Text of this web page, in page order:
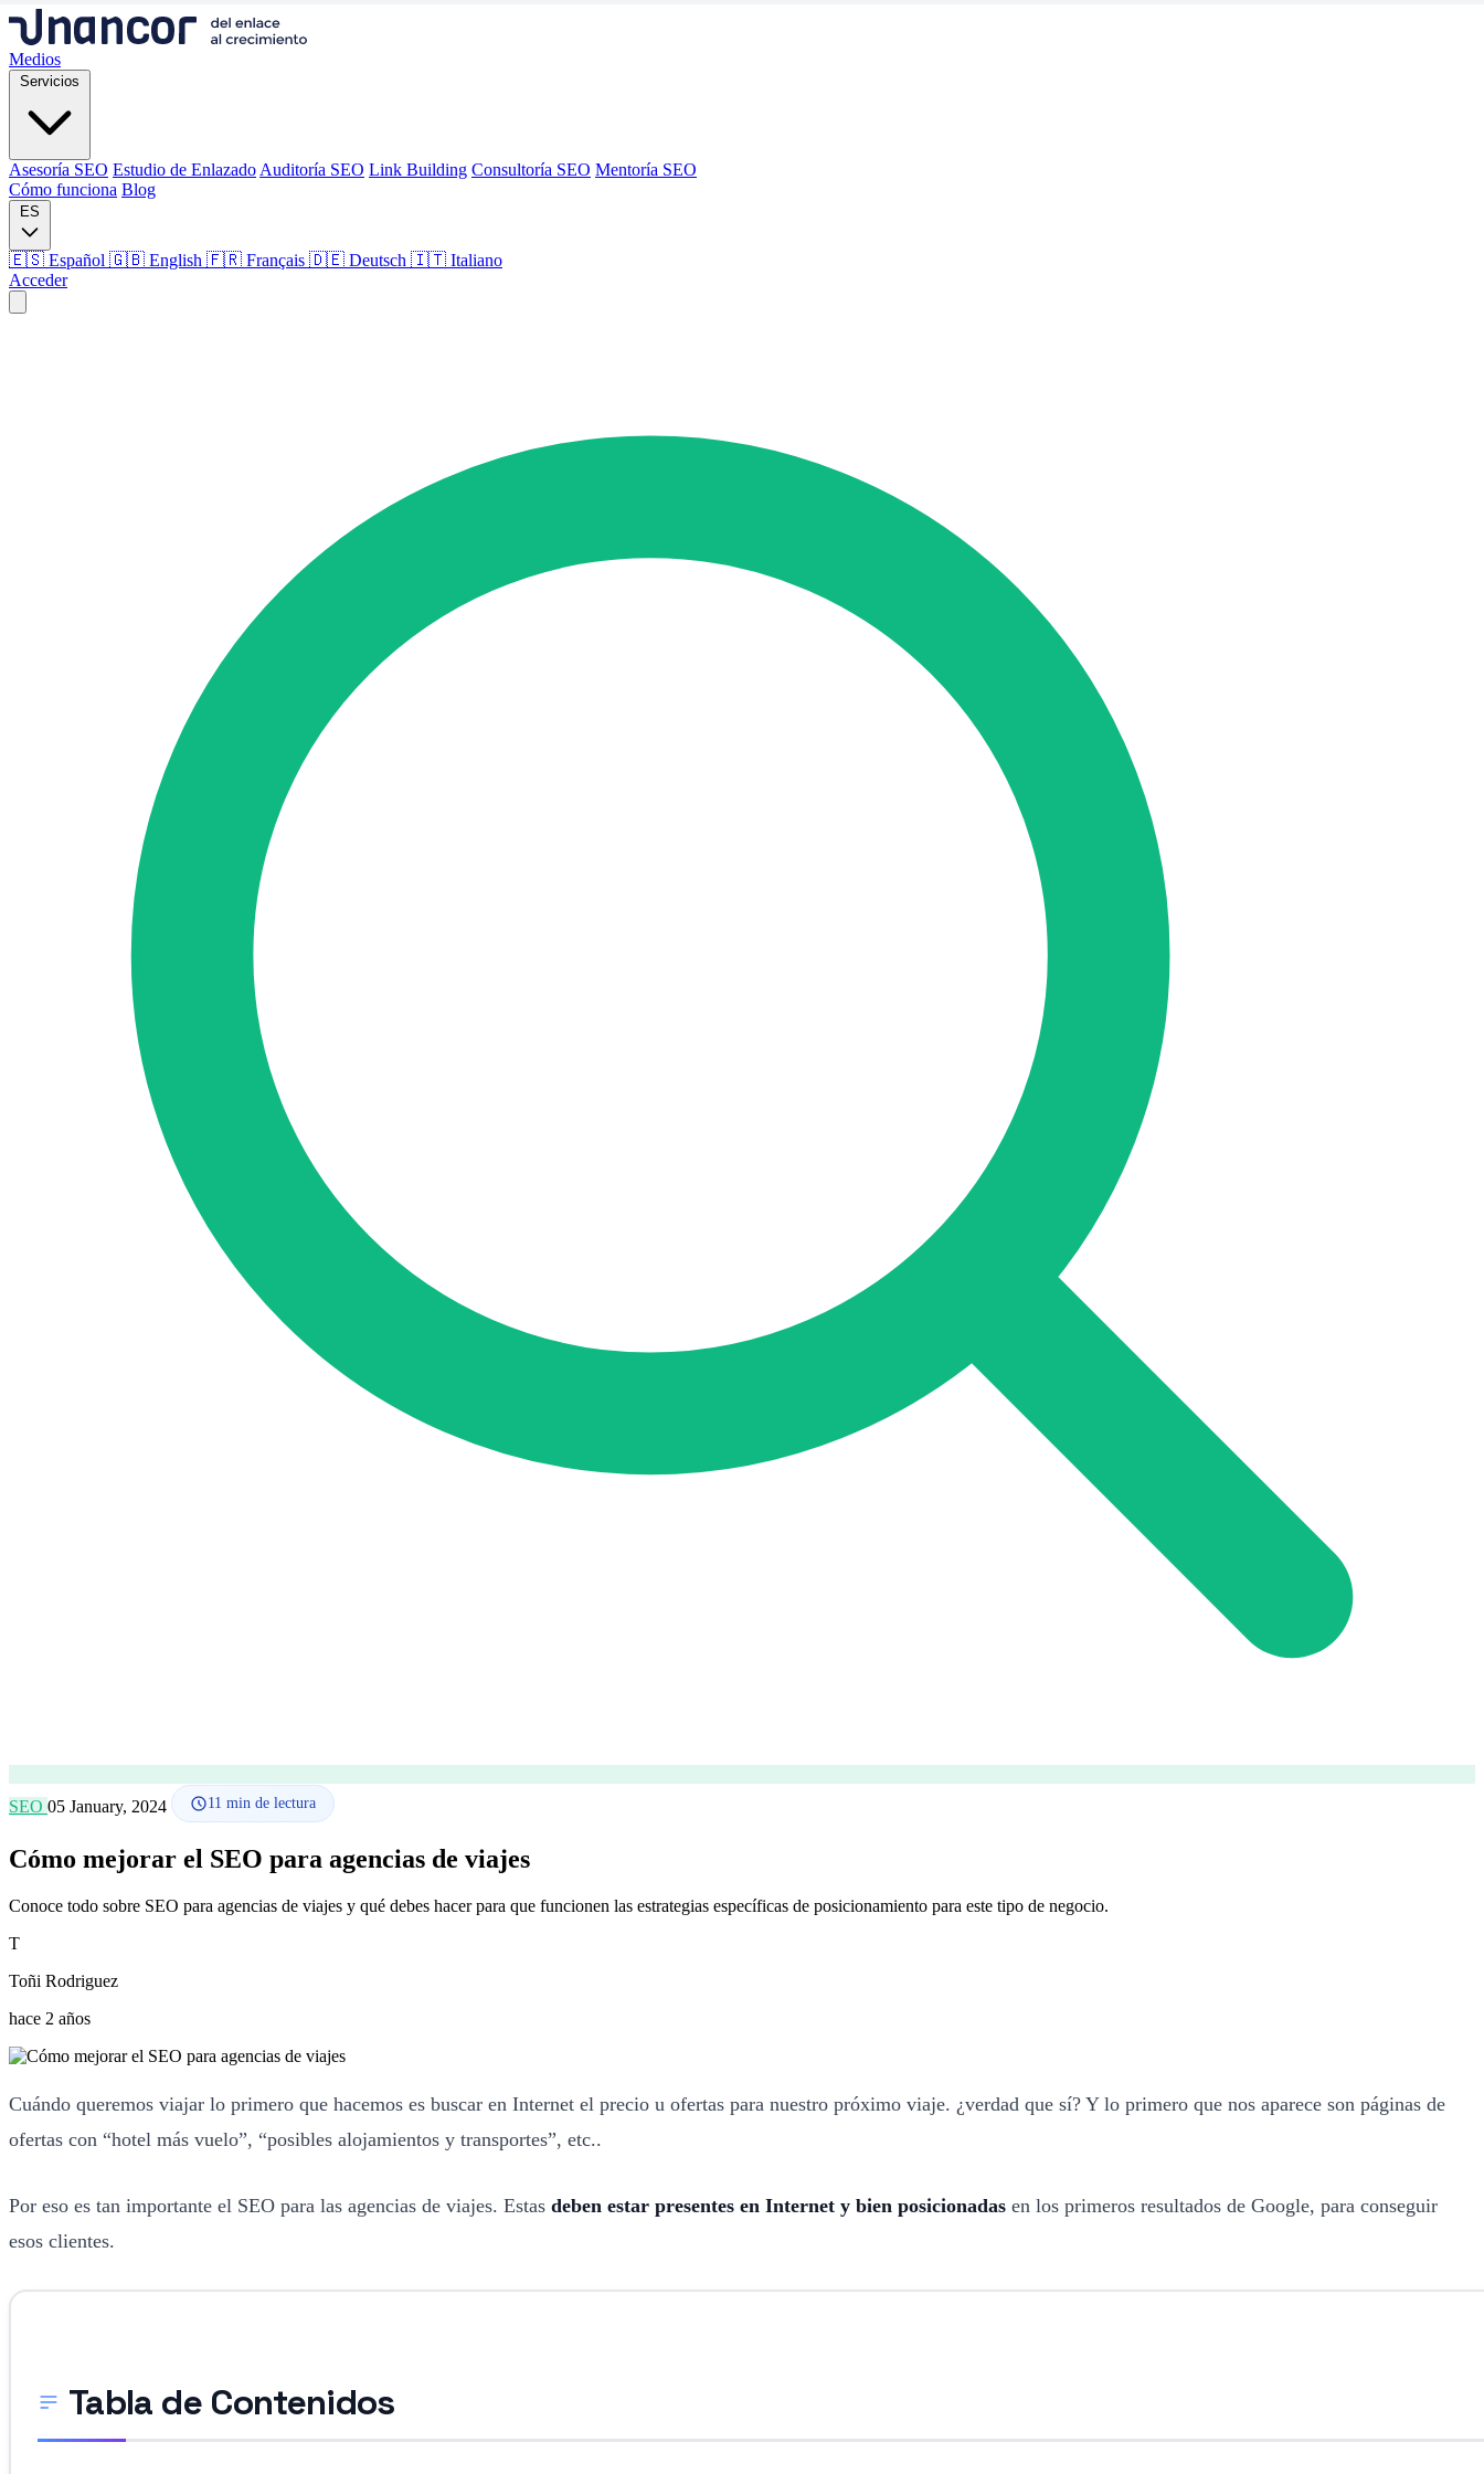
Medios
Servicios
Asesoría SEO Estudio de Enlazado Auditoría SEO Link Building Consultoría SEO Mentoría SEO
Cómo funciona Blog
ES
🇪🇸 Español 🇬🇧 English 🇫🇷 Français 🇩🇪 Deutsch 🇮🇹 Italiano
Acceder
Mentoría SEO
SEO 05 January, 2024 11 min de lectura
Cómo mejorar el SEO para agencias de viajes
Conoce todo sobre SEO para agencias de viajes y qué debes hacer para que funcionen las estrategias específicas de posicionamiento para este tipo de negocio.
T
Toñi Rodriguez
hace 2 años
Cuándo queremos viajar lo primero que hacemos es buscar en Internet el precio u ofertas para nuestro próximo viaje. ¿verdad que sí? Y lo primero que nos aparece son páginas de
ofertas con “hotel más vuelo”, “posibles alojamientos y transportes”, etc..
Por eso es tan importante el SEO para las agencias de viajes. Estas deben estar presentes en Internet y bien posicionadas en los primeros resultados de Google, para conseguir
esos clientes.
Tabla de Contenidos